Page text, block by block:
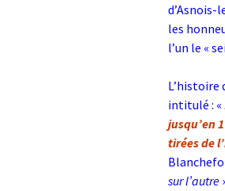
les
l’un le «
L’histoire
intitulé : «
jusqu’en
tirées de
sur l’autre